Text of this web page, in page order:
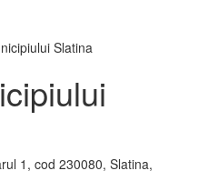
1, cod 230080, Slatina,